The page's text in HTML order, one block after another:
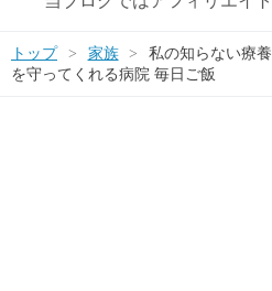
トップ > 家族 >
私の知らない療
を守ってくれる病院 毎日ご飯